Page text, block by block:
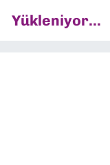
Yükleniyor...